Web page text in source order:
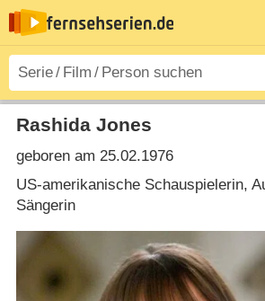
Rashida Jones
geboren am 25.02.1976
US-amerikanische Schauspielerin,
Sängerin